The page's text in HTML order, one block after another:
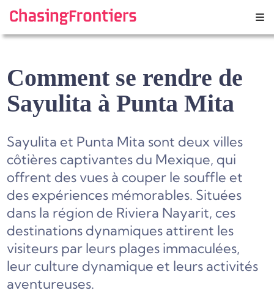
content
Comment se rendre de
Sayulita à Punta Mita
Sayulita et Punta Mita sont deux villes
côtières captivantes du Mexique, qui
offrent des vues à couper le souffle et
des expériences mémorables. Situées
dans la région de Riviera Nayarit, ces
destinations dynamiques attirent les
visiteurs par leurs plages immaculées,
leur culture dynamique et leurs activités
aventureuses.